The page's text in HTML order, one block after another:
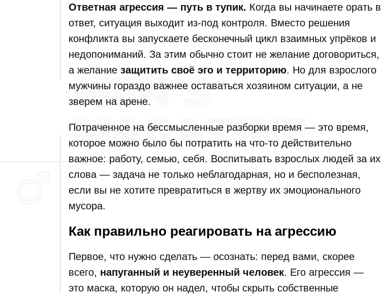
Ответная агрессия — путь в тупик. Когда вы начинаете орать в
ответ, ситуация выходит из-под контроля. Вместо решения
конфликта вы запускаете бесконечный цикл взаимных упрёков и
недопониманий. За этим обычно стоит не желание договориться,
а желание защитить своё эго и территорию. Но для взрослого
мужчины гораздо важнее оставаться хозяином ситуации, а не
зверем на арене.
Потраченное на бессмысленные разборки время — это время,
которое можно было бы потратить на что-то действительно
важное: работу, семью, себя. Воспитывать взрослых людей за их
слова — задача не только неблагодарная, но и бесполезная,
если вы не хотите превратиться в жертву их эмоционального
мусора.
Как правильно реагировать на агрессию
Первое, что нужно сделать — осознать: перед вами, скорее
всего, напуганный и неуверенный человек. Его агрессия —
это маска, которую он надел, чтобы скрыть собственные